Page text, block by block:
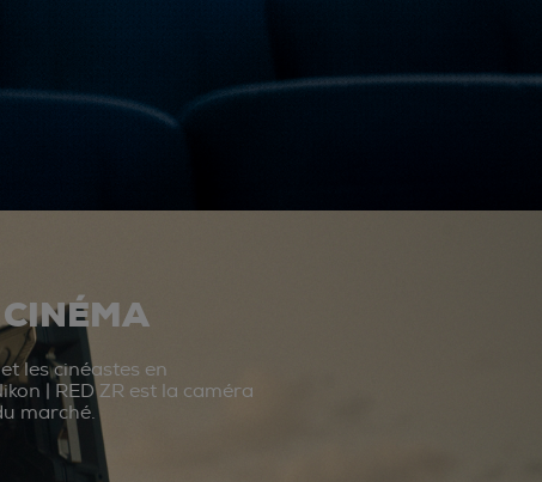
les cinéastes en
| RED ZR est la caméra
marché.